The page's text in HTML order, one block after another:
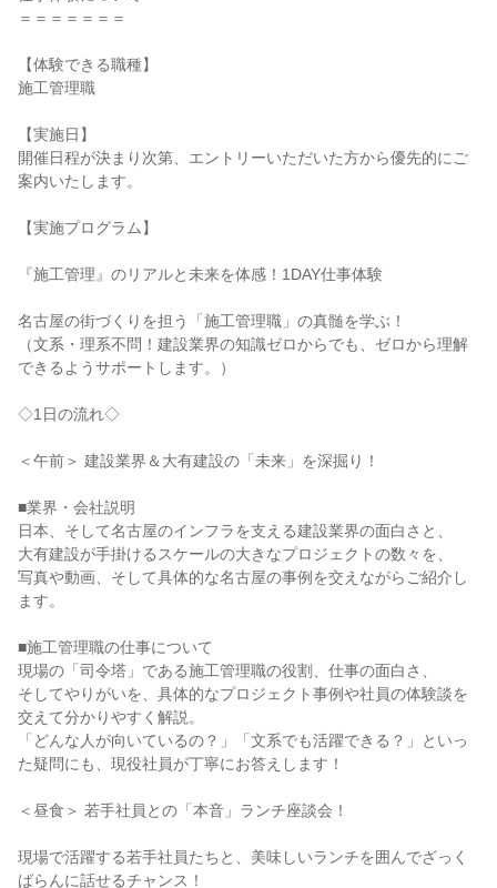
＝＝＝＝＝＝＝
【体験できる職種】
施工管理職
【実施日】
開催日程が決まり次第、エントリーいただいた方から優先的にご
案内いたします。
【実施プログラム】
『施工管理』のリアルと未来を体感！1DAY仕事体験
名古屋の街づくりを担う「施工管理職」の真髄を学ぶ！
（文系・理系不問！建設業界の知識ゼロからでも、ゼロから理解
できるようサポートします。）
◇1日の流れ◇
＜午前＞ 建設業界＆大有建設の「未来」を深掘り！
■業界・会社説明
日本、そして名古屋のインフラを支える建設業界の面白さと、
大有建設が手掛けるスケールの大きなプロジェクトの数々を、
写真や動画、そして具体的な名古屋の事例を交えながらご紹介し
ます。
■施工管理職の仕事について
現場の「司令塔」である施工管理職の役割、仕事の面白さ、
そしてやりがいを、具体的なプロジェクト事例や社員の体験談を
交えて分かりやすく解説。
「どんな人が向いているの？」「文系でも活躍できる？」といっ
た疑問にも、現役社員が丁寧にお答えします！
＜昼食＞ 若手社員との「本音」ランチ座談会！
現場で活躍する若手社員たちと、美味しいランチを囲んでざっく
ばらんに話せるチャンス！